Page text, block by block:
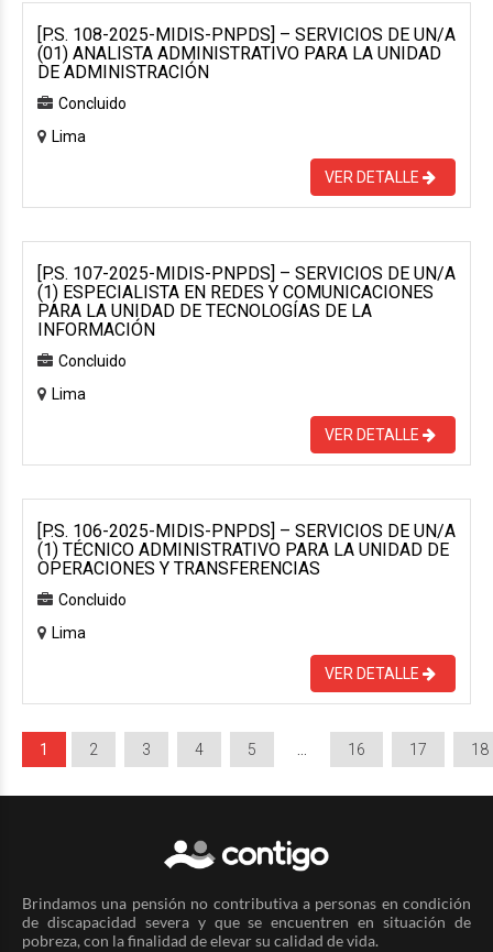
[P.S. 108-2025-MIDIS-PNPDS] – SERVICIOS DE UN/A
(01) ANALISTA ADMINISTRATIVO PARA LA UNIDAD
DE ADMINISTRACIÓN
Concluido
Lima
VER DETALLE
[P.S. 107-2025-MIDIS-PNPDS] – SERVICIOS DE UN/A
(1) ESPECIALISTA EN REDES Y COMUNICACIONES
PARA LA UNIDAD DE TECNOLOGÍAS DE LA
INFORMACIÓN
Concluido
Lima
VER DETALLE
[P.S. 106-2025-MIDIS-PNPDS] – SERVICIOS DE UN/A
(1) TÉCNICO ADMINISTRATIVO PARA LA UNIDAD DE
OPERACIONES Y TRANSFERENCIAS
Concluido
Lima
VER DETALLE
1 2 3 4 5 16 17 18
Brindamos una pensión no contributiva a personas en condición
de discapacidad severa y que se encuentren en situación de
pobreza, con la finalidad de elevar su calidad de vida.